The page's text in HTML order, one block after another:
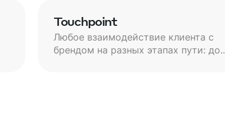
Touchpoint
Любое взаимодействие клиента с
брендом на разных этапах пути: